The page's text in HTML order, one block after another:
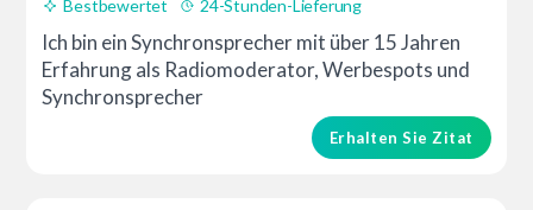
Bestbewertet 24-Stunden-Lieferung
Ich bin ein Synchronsprecher mit über 15 Jahren
Erfahrung als Radiomoderator, Werbespots und
Synchronsprecher
Erhalten Sie Zitat